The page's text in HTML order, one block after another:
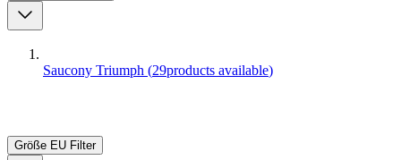
Saucony Triumph (29products available)
Größe EU Filter